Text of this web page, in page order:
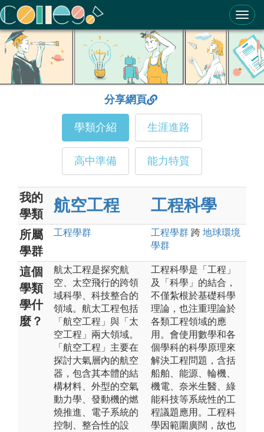
ColleGo! 大學選才與高中育才輔助系統
分享網頁
學類介紹 生涯進路
高中準備 能力特質
我的
學類
航空工程 工程科學
所屬
學群
工程學群 工程學群 跨 地球環境
學群
這個
學類
學什
麼？
航太工程是探究航
空、太空飛行的跨領
域科學、科技整合的
領域。航太工程包括
「航空工程」與「太
空工程」兩大領域。
「航空工程」主要在
探討大氣層內的航空
器，包含其本體的結
構材料、外型的空氣
動力學、發動機的燃
燒推進、電子系統的
控制、整合性的設
工程科學是「工程」
及「科學」的結合，
不僅紮根於基礎科學
理論，也注重理論於
各類工程領域的應
用。會使用數學和各
個學科的科學原理來
解決工程問題，含括
船舶、能源、輪機、
機電、奈米生醫、綠
能科技等系統性的工
程議題應用。工程科
學因範圍廣闊，故也